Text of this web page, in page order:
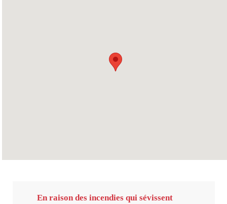
En raison des incendies qui sévissent